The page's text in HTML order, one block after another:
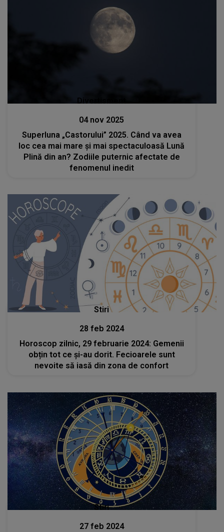
Divertisment
04 nov 2025
Superluna „Castorului” 2025. Când va avea
loc cea mai mare și mai spectaculoasă Lună
Plină din an? Zodiile puternic afectate de
fenomenul inedit
Stiri
28 feb 2024
Horoscop zilnic, 29 februarie 2024: Gemenii
obțin tot ce și-au dorit. Fecioarele sunt
nevoite să iasă din zona de confort
Stiri
27 feb 2024